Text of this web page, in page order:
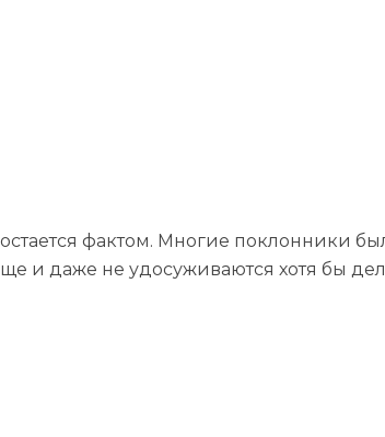
фактом. Многие поклонники
и даже не удосуживаются хотя бы